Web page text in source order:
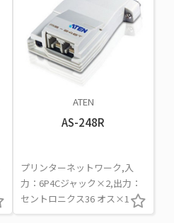
ATEN
AS-248R
プリンターネットワーク,入
力：6P4Cジャック×2,出力：
セントロニクス36 オス×1